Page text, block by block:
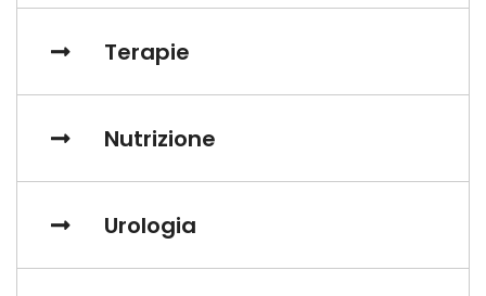
Terapie
Nutrizione
Urologia